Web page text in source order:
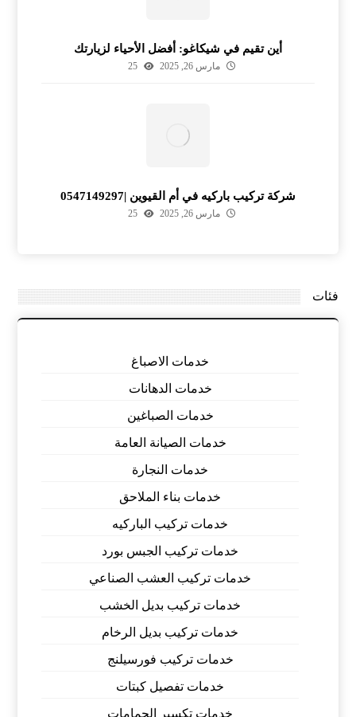
أين تقيم في شيكاغو: أفضل الأحياء لزيارتك
مارس 26, 2025 25
شركة تركيب باركيه في أم القيوين |0547149297
مارس 26, 2025 25
فئات
خدمات الاصباغ
خدمات الدهانات
خدمات الصباغين
خدمات الصيانة العامة
خدمات النجارة
خدمات بناء الملاحق
خدمات تركيب الباركيه
خدمات تركيب الجبس بورد
خدمات تركيب العشب الصناعي
خدمات تركيب بديل الخشب
خدمات تركيب بديل الرخام
خدمات تركيب فورسيلنج
خدمات تفصيل كبتات
خدمات تكسير الحمامات